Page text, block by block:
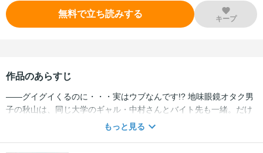
無料で立ち読みする キープ
作品のあらすじ
――グイグイくるのに・・・実はウブなんです!? 地味眼鏡オタク男
子の秋山は、同じ大学のギャル・中村さんとバイト先も一緒。だけ
ど、彼女は"ちがう世界の住人"で話したこともない。そんなある
もっと見る